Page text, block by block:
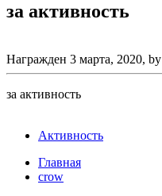
за активность
Награжден 3 марта, 2020, by
за активность
Активность
Главная
crow